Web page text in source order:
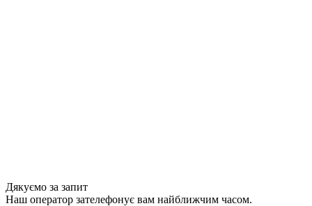
Дякуємо за запит
Наш оператор зателефонує вам найближчим часом.